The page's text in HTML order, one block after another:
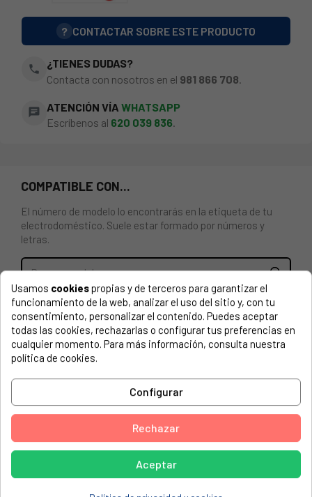
? CONTACTAR SOBRE ESTE PRODUCTO
phone
¿TIENES DUDAS?
Contacta con nosotros en el 981 866 708
chat ATENCIÓN VÍA WHATSAPP
Escríbenos al 620 039 836.
COMPATIBLE CON...
El número de modelo lo encontrarás en la etiqueta de tu
electrodoméstico. Suele estar formado por números y
letras.
Balcon frigo Fagor color blanco 1S-233, C336 , C337 eco
tropic, 500 x 60/45 x 10 mm, anclaje 4 7 5 mm
ASPES, 1FA285
ASPES, 3FAC-495
ASPES, AC1702NF 904020017
ASPES, AC1852NF 904020006
Usamos cookiespropias y de terceros para garantizar el
funcionamiento de la web, analizar el uso del sitio y, con tu
consentimiento, personalizar el contenido. Puedes aceptar
todas las cookies, rechazarlas o configurar tus preferencias en
cualquier momento. Para más información, consulta nuestra
política de cookies.
Configurar
Rechazar
Aceptar